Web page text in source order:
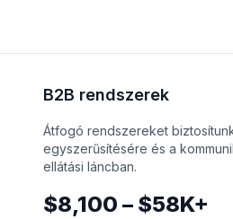
B2B rendszerek
Átfogó rendszereket
egyszerűsítésére és a
ellátási láncban.
$8,100 – $58K+